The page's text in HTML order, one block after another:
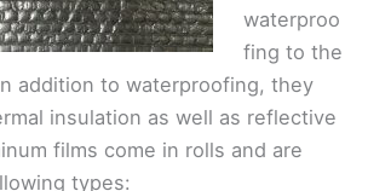
waterproo
fing to the
addition to waterproofing, they
insulation as well as reflective
films come in rolls and are
types: